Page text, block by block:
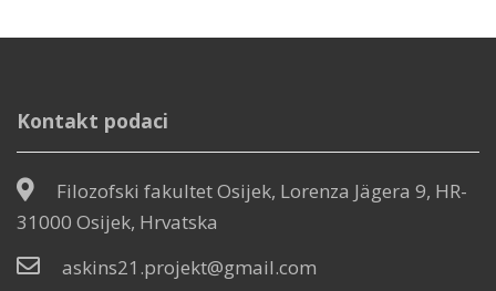
Kontakt podaci
Filozofski fakultet Osijek, Lorenza Jägera 9, HR-
31000 Osijek, Hrvatska
askins21.projekt@gmail.com